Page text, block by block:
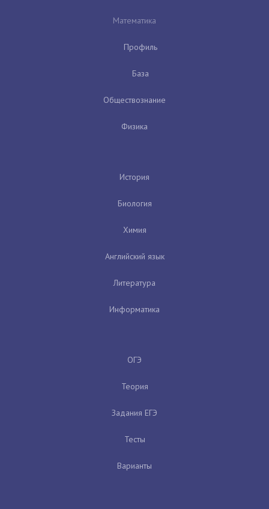
Математика
Профиль
База
Обществознание
Физика
История
Биология
Химия
Английский язык
Литература
Информатика
ОГЭ
Теория
Задания ЕГЭ
Тесты
Варианты